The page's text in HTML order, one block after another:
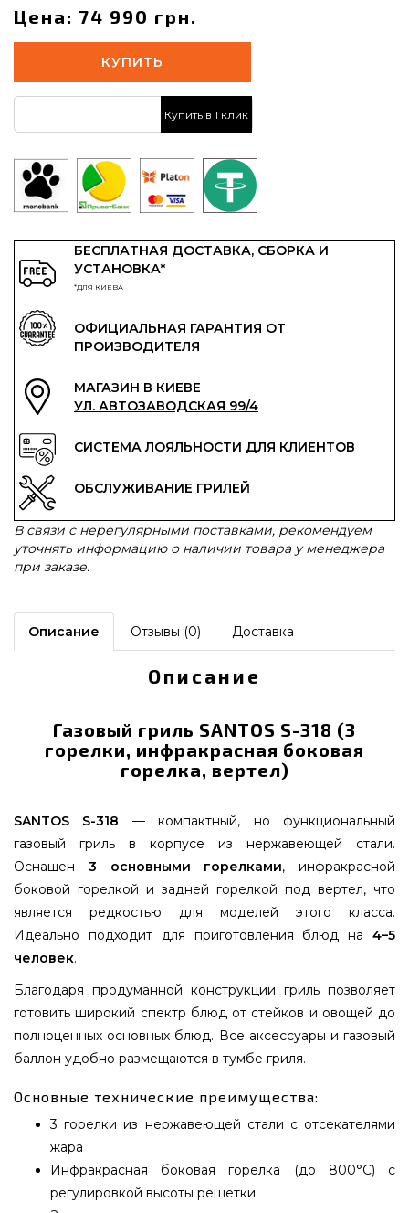
Цена: 74 990 грн.
КУПИТЬ
Купить в 1 клик
БЕСПЛАТНАЯ ДОСТАВКА, СБОРКА И
УСТАНОВКА*
*ДЛЯ КИЕВА
ОФИЦИАЛЬНАЯ ГАРАНТИЯ ОТ
ПРОИЗВОДИТЕЛЯ
МАГАЗИН В КИЕВЕ
УЛ. АВТОЗАВОДСКАЯ 99/4
СИСТЕМА ЛОЯЛЬНОСТИ ДЛЯ КЛИЕНТОВ
ОБСЛУЖИВАНИЕ ГРИЛЕЙ
В связи с нерегулярными поставками, рекомендуем
уточнять информацию о наличии товара у менеджера
при заказе.
Описание Отзывы (0) Доставка
Описание
Газовый гриль SANTOS S-318 (3
горелки, инфракрасная боковая
горелка, вертел)
SANTOS S-318 — компактный, но функциональный
газовый гриль в корпусе из нержавеющей стали.
Оснащен 3 основными горелками, инфракрасной
боковой горелкой и задней горелкой под вертел, что
является редкостью для моделей этого класса.
Идеально подходит для приготовления блюд на 4–5
человек.
Благодаря продуманной конструкции гриль позволяет
готовить широкий спектр блюд от стейков и овощей до
полноценных основных блюд. Все аксессуары и газовый
баллон удобно размещаются в тумбе гриля.
Основные технические преимущества:
3 горелки из нержавеющей стали с отсекателями
жара
Инфракрасная боковая горелка (до 800°C) с
регулировкой высоты решетки